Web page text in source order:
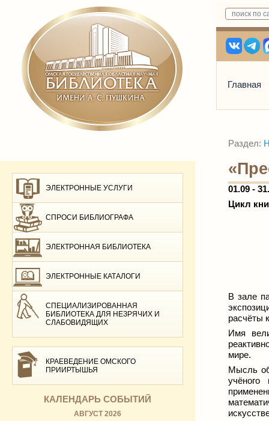
Главная
ЭЛЕКТРОННЫЕ УСЛУГИ
СПРОСИ БИБЛИОГРАФА
ЭЛЕКТРОННАЯ БИБЛИОТЕКА
ЭЛЕКТРОННЫЕ КАТАЛОГИ
СПЕЦИАЛИЗИРОВАННАЯ
БИБЛИОТЕКА ДЛЯ НЕЗРЯЧИХ И
СЛАБОВИДЯЩИХ
КРАЕВЕДЕНИЕ ОМСКОГО
ПРИИРТЫШЬЯ
КАЛЕНДАРЬ СОБЫТИЙ
АВГУСТ 2026
Раздел:
01.09 -
Цикл
В зале
расчёты
Имя
мире.
Мысль об